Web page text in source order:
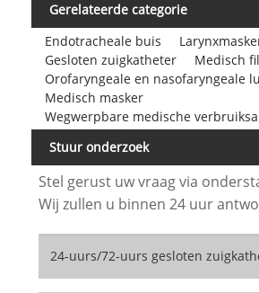
Gerelateerde categorie
Endotracheale buis
Gesloten zuigkatheter
Medisch
Orofaryngeale en nasofaryngeale
Medisch masker
Wegwerpbare medische
Stuur onderzoek
Stel gerust uw vraag via
Wij zullen u binnen 24 uur